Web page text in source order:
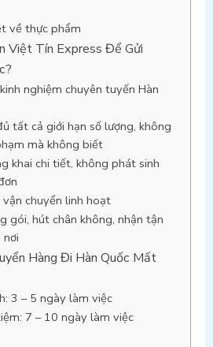
về thực phẩm
Việt Tín Express Để Gửi
nghiệm chuyên tuyến Hàn
tất cả giới hạn số lượng, không
mà không biết
khai chi tiết, không phát sinh
chuyển linh hoạt
gói, hút chân không, nhận tận
nơi
Hàng Đi Hàn Quốc Mất
3 – 5 ngày làm việc
7 – 10 ngày làm việc